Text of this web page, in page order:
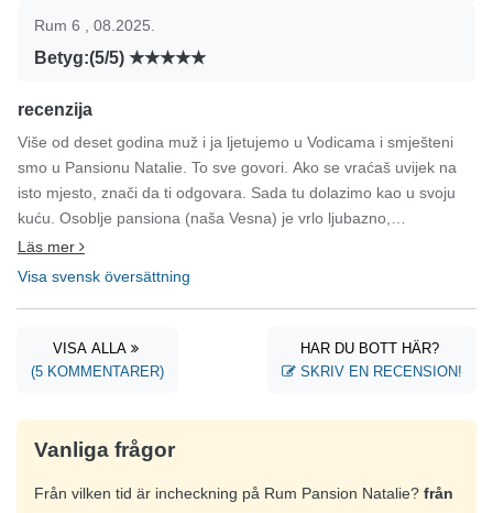
Rum 6 , 08.2025.
Betyg:(5/5)
recenzija
Više od deset godina muž i ja ljetujemo u Vodicama i smješteni
smo u Pansionu Natalie. To sve govori. Ako se vraćaš uvijek na
isto mjesto, znači da ti odgovara. Sada tu dolazimo kao u svoju
kuću. Osoblje pansiona (naša Vesna) je vrlo ljubazno,
komunikativno i stoje na raspolaganju za sve što vam treba. Prvo
i najvažnije je urednost pansiona i soba. Svaki dan se sobe čiste i
ugodnost ispunjena. Ovaj pansion nudi udobnost za savršen
boravak! 10\10”
Läs mer
Visa svensk översättning
VISA ALLA
(5 KOMMENTARER)
HAR DU BOTT HÄR?
SKRIV EN RECENSION!
Vanliga frågor
Från vilken tid är incheckning på Rum Pansion Natalie? från